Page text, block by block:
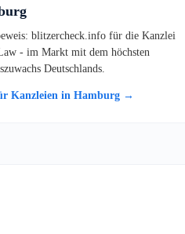
blitzercheck.info für die Kanzlei
- im Markt mit dem höchsten
Deutschlands.
Kanzleien in Hamburg →